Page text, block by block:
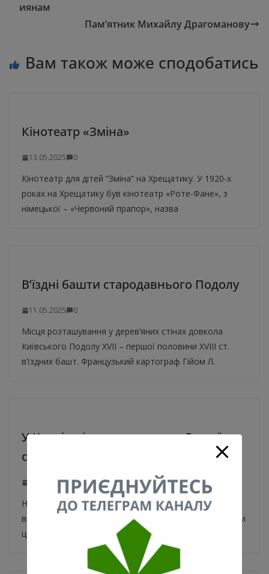
иянам
Пам’ятник Михайлу Драгоманову
Вам також може сподобатись
Кінотеатр «Зміна»
13.05.2025 0
Кінотеатр для дітей “Зміна” на Хрещатику. У 1920-х
роках на Хрещатику був кінотеатр «Роте-Фане», з
німецької – «Червоний прапор», назва
В’їздні башти стародавнього Подолу
11.05.2025 0
Місця розташування у дерев’яних стінах довкола
Київського Подолу XVIІ – першої половини XVIIІ ст.
в’їздних башт. Французький картограф Гійом Л.
У Києві змінили датування Другої
світової війни біля вічного вогню
14.03.2025 0
На вхідній групі до Меморіалу вічної слави у Києві
виправили датування Другої світової війни, замінивши
цифри 1941-1945, що відповідали радянській